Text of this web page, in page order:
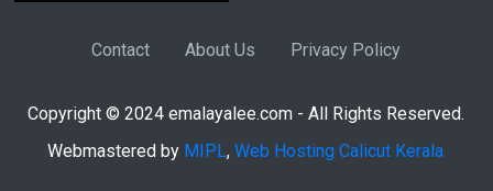
Contact About Us Privacy Policy
Copyright © 2024 emalayalee.com - All Rights Reserved.
Webmastered by MIPL, Web Hosting Calicut Kerala